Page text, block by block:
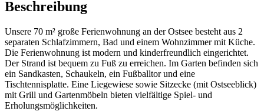
Beschreibung
Unsere 70 m² große Ferienwohnung an der Ostsee besteht aus 2
separaten Schlafzimmern, Bad und einem Wohnzimmer mit Küche.
Die Ferienwohnung ist modern und kinderfreundlich eingerichtet.
Der Strand ist bequem zu Fuß zu erreichen. Im Garten befinden sich
ein Sandkasten, Schaukeln, ein Fußballtor und eine
Tischtennisplatte. Eine Liegewiese sowie Sitzecke (mit Ostseeblick)
mit Grill und Gartenmöbeln bieten vielfältige Spiel- und
Erholungsmöglichkeiten.